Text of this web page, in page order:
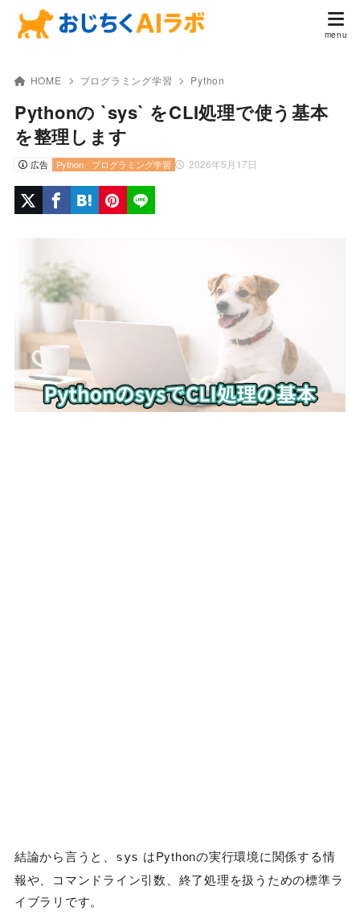
HOME プログラミング学習 Python
Pythonの `sys` をCLI処理で使う基本
を整理します
広告 2026年5月17日
Python プログラミング学習
結論から言うと、 sys はPythonの実行環境に関係する情
報や、コマンドライン引数、終了処理を扱うための標準ラ
イブラリです。